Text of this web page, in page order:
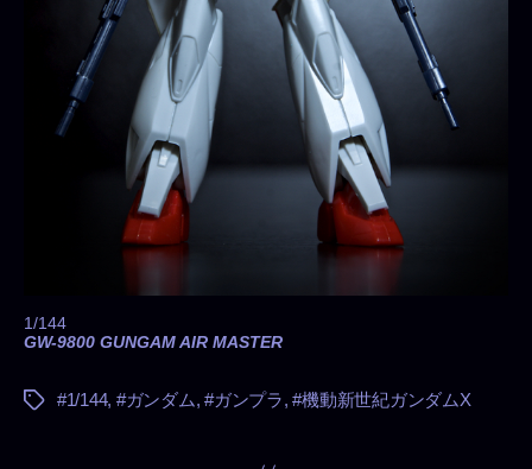
1/144
GW-9800 GUNGAM AIR MASTER
タ
#1/144, #ガンダム,#ガンプラ,#機動新世紀ガンダムX